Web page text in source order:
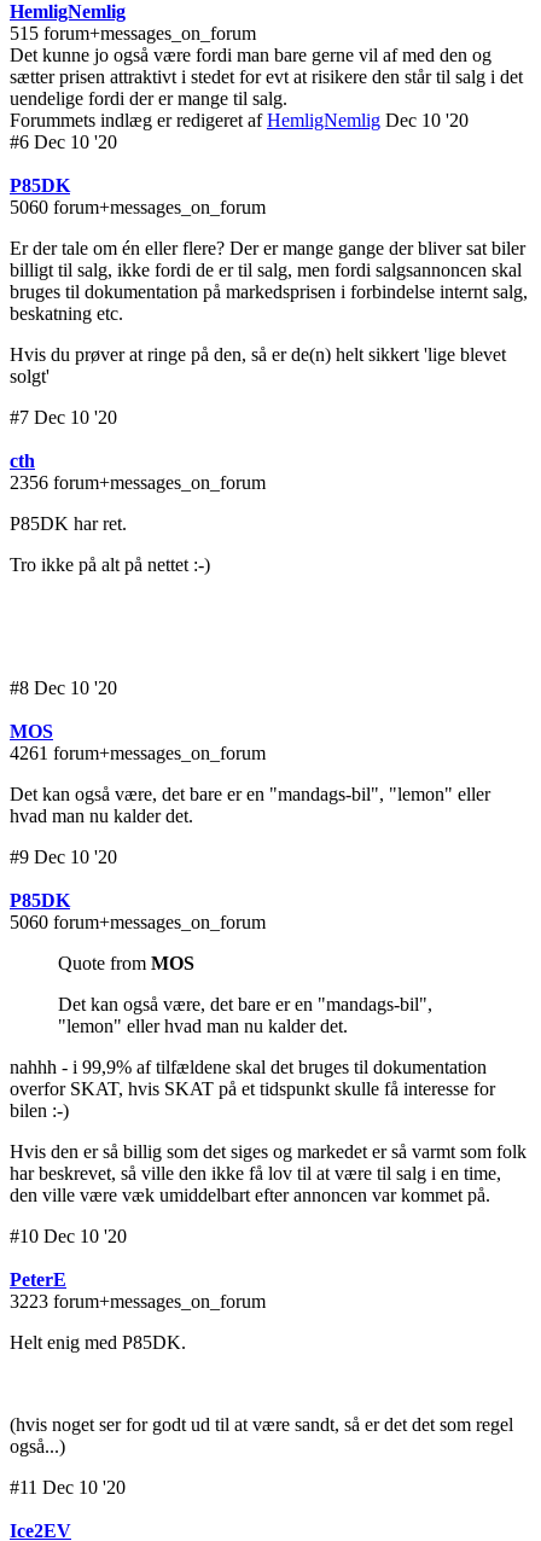
HemligNemlig
515 forum+messages_on_forum
Det kunne jo også være fordi man bare gerne vil af med den og
sætter prisen attraktivt i stedet for evt at risikere den står til salg i det
uendelige fordi der er mange til salg.
Forummets indlæg er redigeret afHemligNemlig Dec 10 '20
#6 Dec 10 '20
P85DK
5060 forum+messages_on_forum
Er der tale om én eller flere? Der er mange gange der bliver sat biler
billigt til salg, ikke fordi de er til salg, men fordi salgsannoncen skal
bruges til dokumentation på markedsprisen i forbindelse internt salg,
beskatning etc.
Hvis du prøver at ringe på den, så er de(n) helt sikkert 'lige blevet
solgt'
#7 Dec 10 '20
cth
2356 forum+messages_on_forum
P85DK har ret.
Tro ikke på alt på nettet :-)
#8 Dec 10 '20
MOS
4261 forum+messages_on_forum
Det kan også være, det bare er en "mandags-bil", "lemon" eller
hvad man nu kalder det.
#9 Dec 10 '20
P85DK
5060 forum+messages_on_forum
Quote from MOS
Det kan også være, det bare er en "mandags-bil",
"lemon" eller hvad man nu kalder det.
nahhh - i 99,9% af tilfældene skal det bruges til dokumentation
overfor SKAT, hvis SKAT på et tidspunkt skulle få interesse for
bilen :-)
Hvis den er så billig som det siges og markedet er så varmt som folk
har beskrevet, så ville den ikke få lov til at være til salg i en time,
den ville være væk umiddelbart efter annoncen var kommet på.
#10 Dec 10 '20
PeterE
3223 forum+messages_on_forum
Helt enig med P85DK.
(hvis noget ser for godt ud til at være sandt, så er det det som regel
også...)
#11 Dec 10 '20
Ice2EV